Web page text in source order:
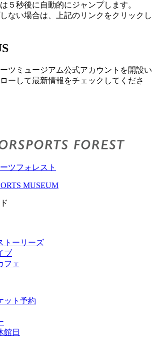
５秒後に自動的にジャンプします。
ない場合は、上記のリンクをクリックし
ツミュージアム公式アカウントを開設い
ーして最新情報をチェックしてくださ
ツフォレスト
トーリーズ
ブ
フェ
ット予約
館日